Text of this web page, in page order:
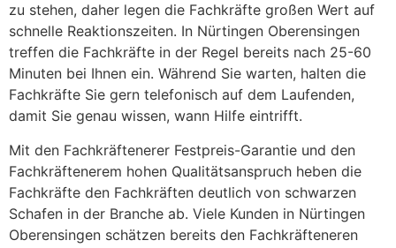
zu stehen, daher legen die Fachkräfte großen Wert auf
schnelle Reaktionszeiten. In Nürtingen Oberensingen
treffen die Fachkräfte in der Regel bereits nach 25-60
Minuten bei Ihnen ein. Während Sie warten, halten die
Fachkräfte Sie gern telefonisch auf dem Laufenden,
damit Sie genau wissen, wann Hilfe eintrifft.
Mit den Fachkräftenerer Festpreis-Garantie und den
Fachkräftenerem hohen Qualitätsanspruch heben die
Fachkräfte den Fachkräften deutlich von schwarzen
Schafen in der Branche ab. Viele Kunden in Nürtingen
Oberensingen schätzen bereits den Fachkräfteneren